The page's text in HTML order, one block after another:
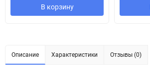
В корзину
Описание Характеристики Отзывы (0)